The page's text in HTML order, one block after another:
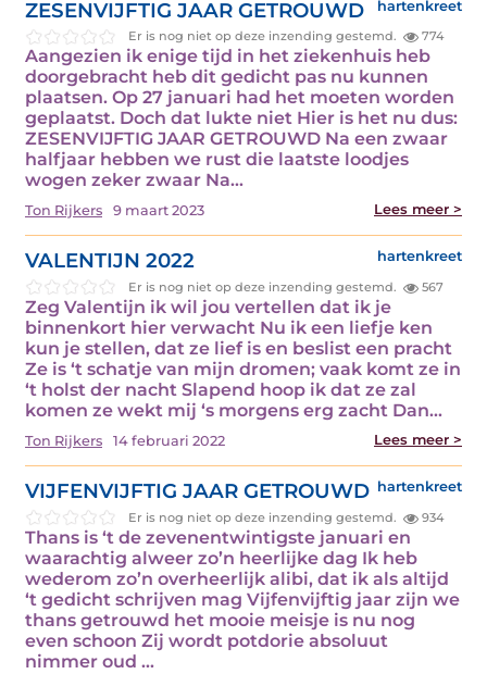
ZESENVIJFTIG JAAR GETROUWD hartenkreet
Er is nog niet op deze inzending gestemd. 774
Aangezien ik enige tijd in het ziekenhuis heb
doorgebracht heb dit gedicht pas nu kunnen
plaatsen. Op 27 januari had het moeten worden
geplaatst. Doch dat lukte niet Hier is het nu dus:
ZESENVIJFTIG JAAR GETROUWD Na een zwaar
halfjaar hebben we rust die laatste loodjes
wogen zeker zwaar Na...
Ton Rijkers 9 maart 2023 Lees meer >
VALENTIJN 2022 hartenkreet
Er is nog niet op deze inzending gestemd. 567
Zeg Valentijn ik wil jou vertellen dat ik je
binnenkort hier verwacht Nu ik een liefje ken
kun je stellen, dat ze lief is en beslist een pracht
Ze is ‘t schatje van mijn dromen; vaak komt ze in
‘t holst der nacht Slapend hoop ik dat ze zal
komen ze wekt mij ‘s morgens erg zacht Dan...
Ton Rijkers 14 februari 2022 Lees meer >
VIJFENVIJFTIG JAAR GETROUWD hartenkreet
Er is nog niet op deze inzending gestemd. 934
Thans is ‘t de zevenentwintigste januari en
waarachtig alweer zo’n heerlijke dag Ik heb
wederom zo’n overheerlijk alibi, dat ik als altijd
‘t gedicht schrijven mag Vijfenvijftig jaar zijn we
thans getrouwd het mooie meisje is nu nog
even schoon Zij wordt potdorie absoluut
nimmer oud ...